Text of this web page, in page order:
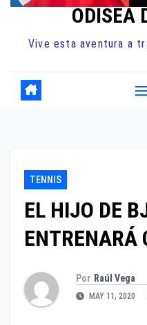
ODISEA
Vive esta aventura a
TENNIS
EL HIJO DE
ENTRENARÁ
Por Raúl Vega
MAY 11, 2020